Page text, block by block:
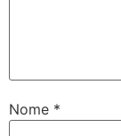
Nome *